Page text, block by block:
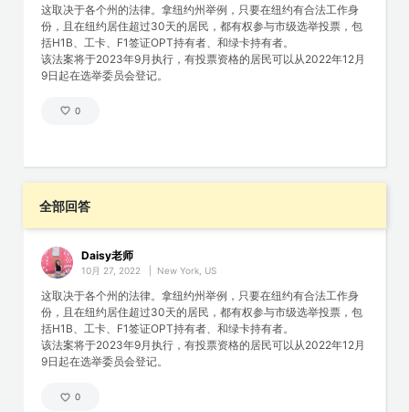
这取决于各个州的法律。拿纽约州举例，只要在纽约有合法工作身
份，且在纽约居住超过30天的居民，都有权参与市级选举投票，包
括H1B、工卡、F1签证OPT持有者、和绿卡持有者。
该法案将于2023年9月执行，有投票资格的居民可以从2022年12月
9日起在选举委员会登记。
0
全部回答
Daisy老师
10月 27, 2022 New York, US
这取决于各个州的法律。拿纽约州举例，只要在纽约有合法工作身
份，且在纽约居住超过30天的居民，都有权参与市级选举投票，包
括H1B、工卡、F1签证OPT持有者、和绿卡持有者。
该法案将于2023年9月执行，有投票资格的居民可以从2022年12月
9日起在选举委员会登记。
0